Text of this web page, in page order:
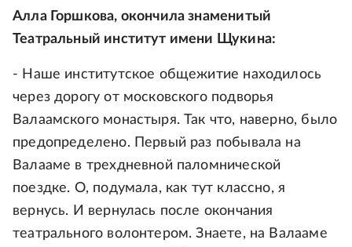
Алла Горшкова, окончила знаменитый
Театральный институт имени Щукина:
- Наше институтское общежитие находилось
через дорогу от московского подворья
Валаамского монастыря. Так что, наверно, было
предопределено. Первый раз побывала на
Валааме в трехдневной паломнической
поездке. О, подумала, как тут классно, я
вернусь. И вернулась после окончания
театрального волонтером. Знаете, на Валааме